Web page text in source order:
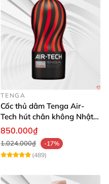
TENGA
Cốc thủ dâm Tenga Air-
Tech hút chân không Nhật
Bản, silicone an toàn
850.000₫
1.024.000₫
-17%
(489)